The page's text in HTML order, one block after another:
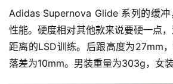
精
选
运
Adidas Supernova Glide 系列的缓冲
性能。硬度相对其他款来说要硬一点
距离的LSD训练。后跟高度为27mm
落差为10mm。男装重量为303g，女